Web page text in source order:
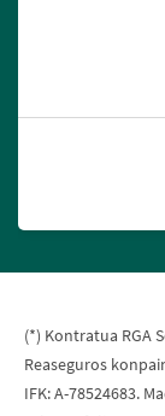
(*) Kontratua RGA
Reaseguros
IFK: A-78524683.